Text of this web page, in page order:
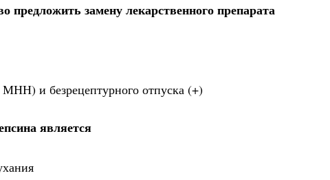
предложить замену лекарственного препарата
МНН) и безрецептурного отпуска (+)
является